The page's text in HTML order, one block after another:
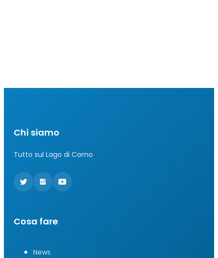
Chi siamo
Tutto sul Lago di Como
Cosa fare
News